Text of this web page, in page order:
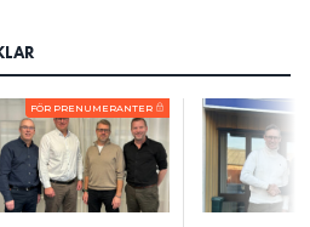
FÖR PRENUMERANTER